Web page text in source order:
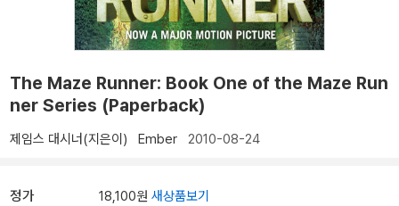
The Maze Runner: Book One of the Maze Run
ner Series (Paperback)
제임스 대시너(지은이) Ember 2010-08-24
정가 18,100원 새상품보기